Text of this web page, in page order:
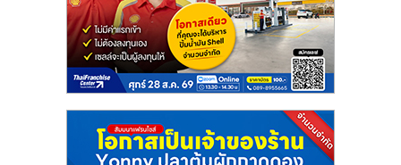
ไชส์
ขาย
แฟ